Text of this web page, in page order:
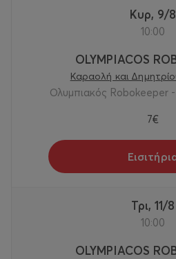
Κυρ, 9/8
10:00
OLYMPIACOS
Καραολή και
Ολυμπιακός Robokeeper -
7€
Τρι, 11/8
10:00
OLYMPIACOS